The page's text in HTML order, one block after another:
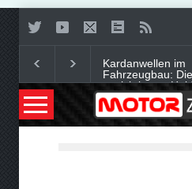
Kardanwellen im
Fahrzeugbau: Die
unsichtbaren
Kraftübertragung